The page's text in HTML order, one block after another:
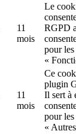
11
mois
Le
RGPD
pour
«
11
mois
Ce
plugin
Il sert à
pour
«